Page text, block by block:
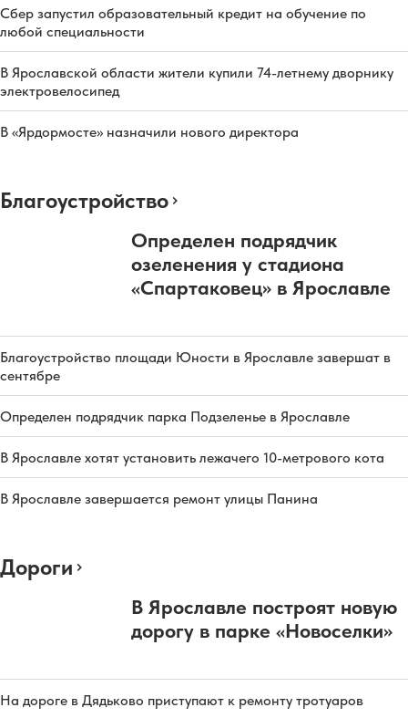
Сбер запустил образовательный кредит на обучение по
любой специальности
В Ярославской области жители купили 74-летнему дворнику
электровелосипед
В «Ярдормосте» назначили нового директора
Благоустройство
Определен подрядчик
озеленения у стадиона
«Спартаковец» в Ярославле
Благоустройство площади Юности в Ярославле завершат в
сентябре
Определен подрядчик парка Подзеленье в Ярославле
В Ярославле хотят установить лежачего 10-метрового кота
В Ярославле завершается ремонт улицы Панина
Дороги
В Ярославле построят новую
дорогу в парке «Новоселки»
На дороге в Дядьково приступают к ремонту тротуаров